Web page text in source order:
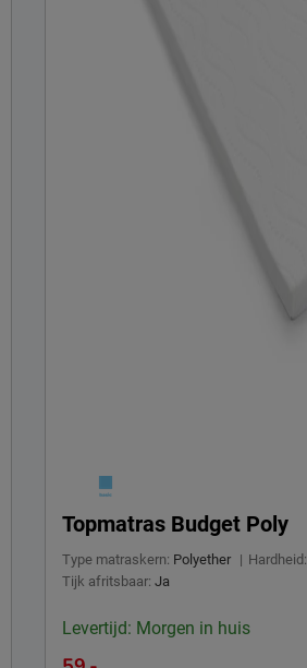
Topmatras Budget Poly
Type matraskern: Polyether | Hardheid:
Tijk afritsbaar: Ja
Levertijd: Morgen in huis